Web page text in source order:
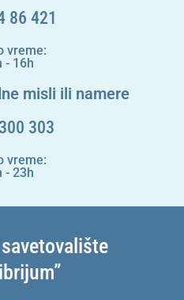
86 421
vreme:
- 16h
misli ili namere
303
vreme:
- 23h